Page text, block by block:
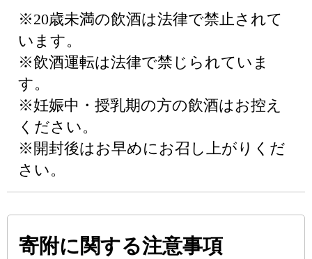
※20歳未満の飲酒は法律で禁止されて
います。
※飲酒運転は法律で禁じられていま
す。
※妊娠中・授乳期の方の飲酒はお控え
ください。
※開封後はお早めにお召し上がりくだ
さい。
寄附に関する注意事項